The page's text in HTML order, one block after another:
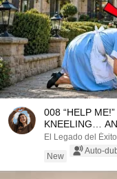
008 “HELP
KNEELING…
BELIEVE IT
El Legado del Éxito
New
Auto-